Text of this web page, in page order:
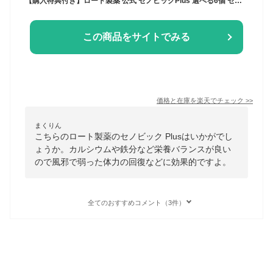
この商品をサイトでみる
価格と在庫を楽天でチェック >>
まくりん
こちらのロート製薬のセノビック Plusはいかがでし
ょうか。カルシウムや鉄分など栄養バランスが良い
ので風邪で弱った体力の回復などに効果的ですよ。
全てのおすすめコメント（3件）